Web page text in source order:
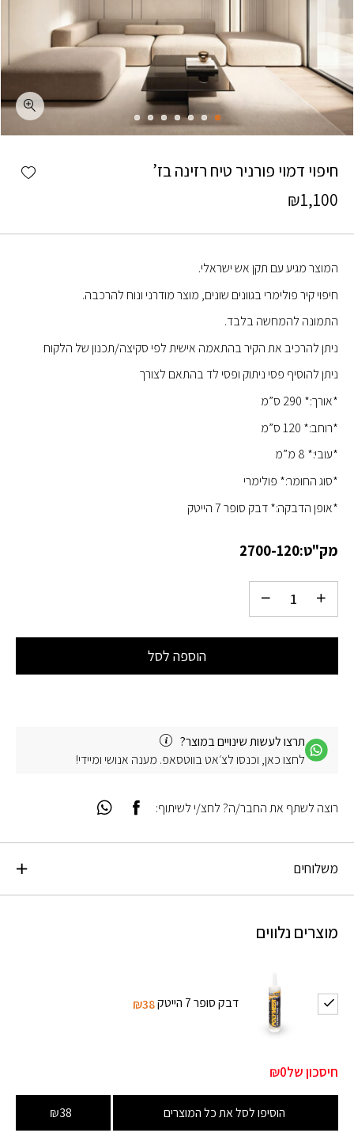
חיפוי דמוי פורניר טיח רזינה בז’
₪1,100
המוצר מגיע עם תקן אש ישראלי.
חיפוי קיר פולימרי בגוונים שונים, מוצר מודרני ונוח להרכבה.
התמונה להמחשה בלבד.
ניתן להרכיב את הקיר בהתאמה אישית לפי סקיצה/תכנון של הלקוח
ניתן להוסיף פסי ניתוק ופסי לד בהתאם לצורך
*אורך:* 290 ס”מ
*רוחב:* 120 ס”מ
*עובי:* 8 מ”מ
*סוג החומר:* פולימרי
*אופן הדבקה:* דבק סופר 7 הייטק
מק"ט:2700-120
הוספה לסל
תרצו לעשות שינויים במוצר?
לחצו כאן, וכנסו לצ׳אט בווטסאפ. מענה אנושי ומיידי!
משלוחים
מוצרים נלווים
דבק סופר 7 הייטק ₪38
חיסכון של₪0
הוסיפו לסל את כל המוצרים ₪38
רוצה לשתף את החבר/ה? לחצ/י לשיתוף: